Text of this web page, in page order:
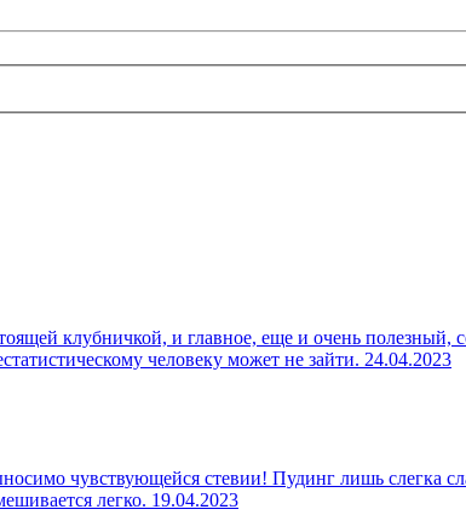
клубничкой, и главное, еще и очень полезный,
человеку может не зайти. 24.04.2023
чувствующейся стевии! Пудинг лишь слегка
легко. 19.04.2023